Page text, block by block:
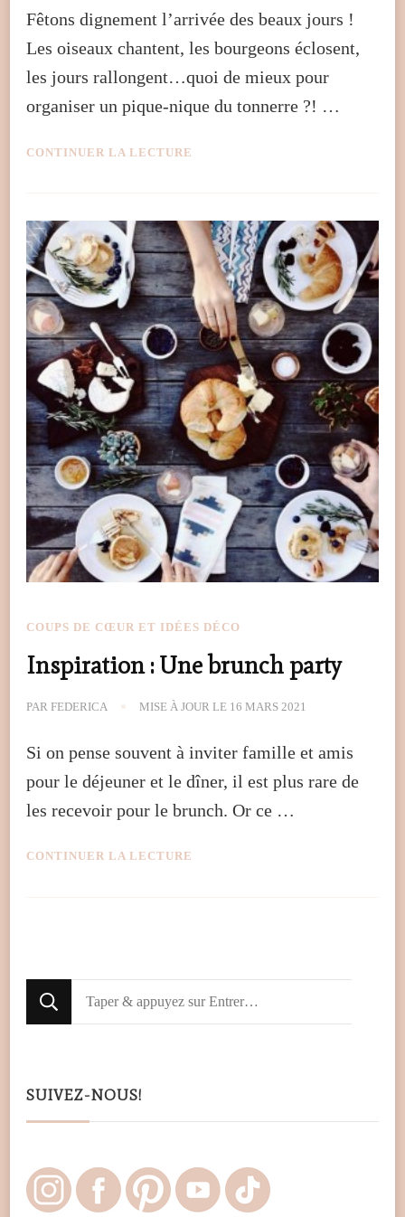
Fêtons dignement l’arrivée des beaux jours !
Les oiseaux chantent, les bourgeons éclosent,
les jours rallongent…quoi de mieux pour
organiser un pique-nique du tonnerre ?! …
CONTINUER LA LECTURE
COUPS DE CŒUR ET IDÉES DÉCO
Inspiration : Une brunch party
PAR FEDERICA MISE À JOUR LE 16 MARS 2021
Si on pense souvent à inviter famille et amis
pour le déjeuner et le dîner, il est plus rare de
les recevoir pour le brunch. Or ce …
CONTINUER LA LECTURE
Looking
for
SUIVEZ-NOUS!